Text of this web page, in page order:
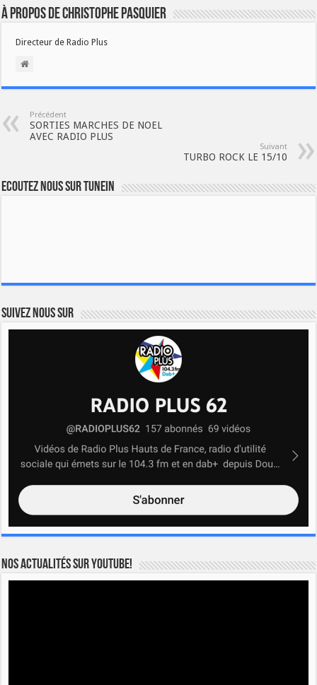
À propos de Christophe PASQUIER
Directeur de Radio Plus
Précédent
SORTIES MARCHES DE NOEL
AVEC RADIO PLUS
Suivant
TURBO ROCK LE 15/10
Ecoutez nous sur TuneIn
Suivez nous sur
Nos actualités sur YOUTUBE!